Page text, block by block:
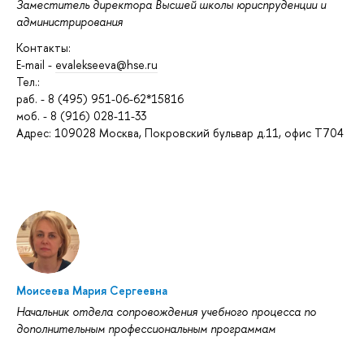
Заместитель директора Высшей школы юриспруденции и
администрирования
Контакты:
E-mail - evalekseeva@hse.ru
Тел.:
раб. - 8 (495) 951-06-62*15816
моб. - 8 (916) 028-11-33
Адрес: 109028 Москва, Покровский бульвар д.11, офис Т704
Моисеева Мария Сергеевна
Начальник отдела сопровождения учебного процесса по
дополнительным профессиональным программам